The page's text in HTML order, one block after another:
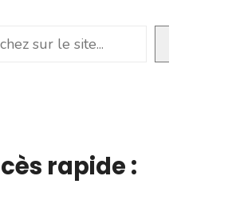
rapide :